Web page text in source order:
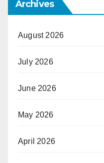
Archives
August 2026
July 2026
June 2026
May 2026
April 2026